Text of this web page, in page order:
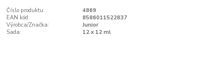
Číslo produktu:
4869
EAN kód:
8586011522837
Výrobca/Značka:
Junior
Sada:
12 x 12 ml